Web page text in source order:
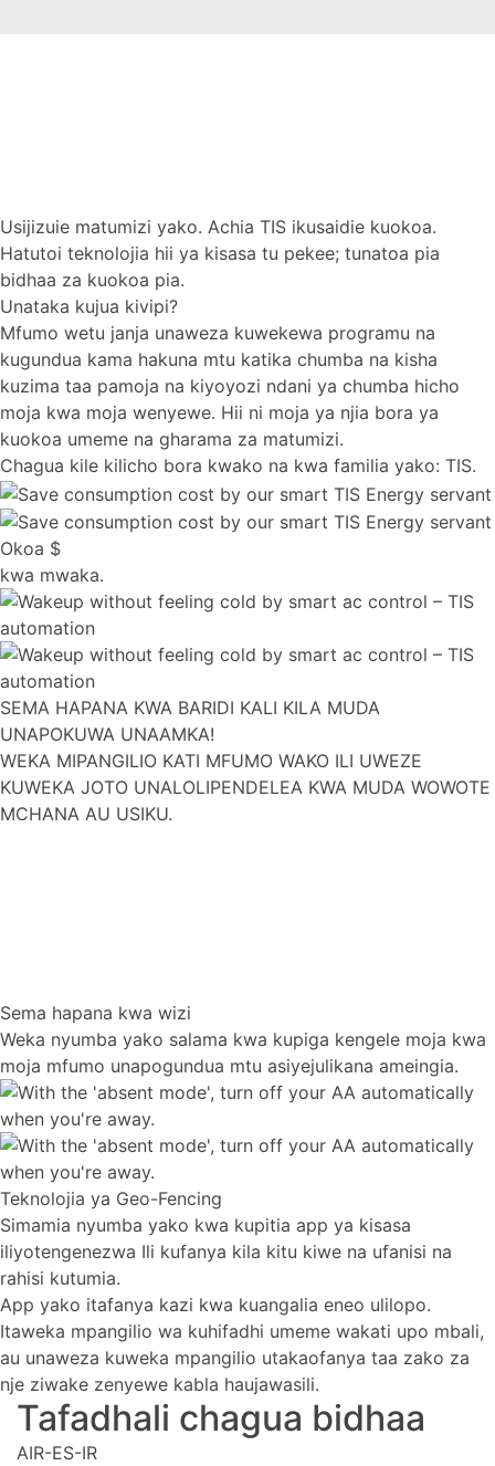
Usijizuie matumizi yako. Achia TIS ikusaidie kuokoa.
Hatutoi teknolojia hii ya kisasa tu pekee; tunatoa pia
bidhaa za kuokoa pia.
Unataka kujua kivipi?
Mfumo wetu janja unaweza kuwekewa programu na
kugundua kama hakuna mtu katika chumba na kisha
kuzima taa pamoja na kiyoyozi ndani ya chumba hicho
moja kwa moja wenyewe. Hii ni moja ya njia bora ya
kuokoa umeme na gharama za matumizi.
Chagua kile kilicho bora kwako na kwa familia yako: TIS.
Okoa $
kwa mwaka.
SEMA HAPANA KWA BARIDI KALI KILA MUDA
UNAPOKUWA UNAAMKA!
WEKA MIPANGILIO KATI MFUMO WAKO ILI UWEZE
KUWEKA JOTO UNALOLIPENDELEA KWA MUDA WOWOTE
MCHANA AU USIKU.
Sema hapana kwa wizi
Weka nyumba yako salama kwa kupiga kengele moja kwa
moja mfumo unapogundua mtu asiyejulikana ameingia.
Teknolojia ya Geo-Fencing
Simamia nyumba yako kwa kupitia app ya kisasa
iliyotengenezwa Ili kufanya kila kitu kiwe na ufanisi na
rahisi kutumia.
App yako itafanya kazi kwa kuangalia eneo ulilopo.
Itaweka mpangilio wa kuhifadhi umeme wakati upo mbali,
au unaweza kuweka mpangilio utakaofanya taa zako za
nje ziwake zenyewe kabla haujawasili.
Tafadhali chagua bidhaa
AIR-ES-IR